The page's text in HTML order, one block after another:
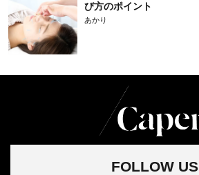
び方のポイント
あかり
FOLLOW US